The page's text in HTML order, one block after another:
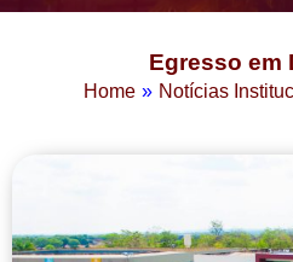
Egresso em
Home » Notícias